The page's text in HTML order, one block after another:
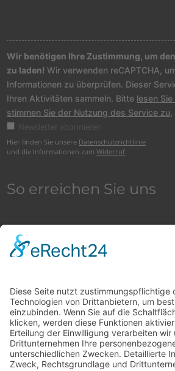
Wir benötigen Ihre Zustimmung, um
zu laden!Wir verwenden reCAPTCHA,
Informationen zu überprüfen. Dieser
Ihren Aktivitäten sammeln. Bitte lesen
stimmen Sie der Nutzung des Service zu
Newsletter abonnieren
Hier finden Sie unsere Datenschutzrichtlinie
und die Informationen zumWiderruf.
So erreichen Sie uns